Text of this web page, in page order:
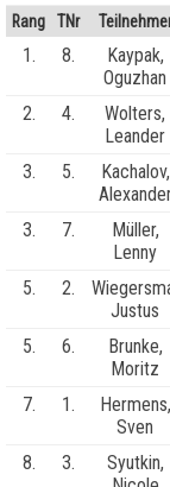
Rang TNr
1. 8.
Kaypak,
Oguzhan
2. 4.
Wolters,
Leander
3. 5.
Kachalov,
3. 7.
Müller,
Lenny
5. 2.
Justus
5. 6.
Brunke,
Moritz
7. 1.
Hermens,
Sven
8. 3.
Syutkin,